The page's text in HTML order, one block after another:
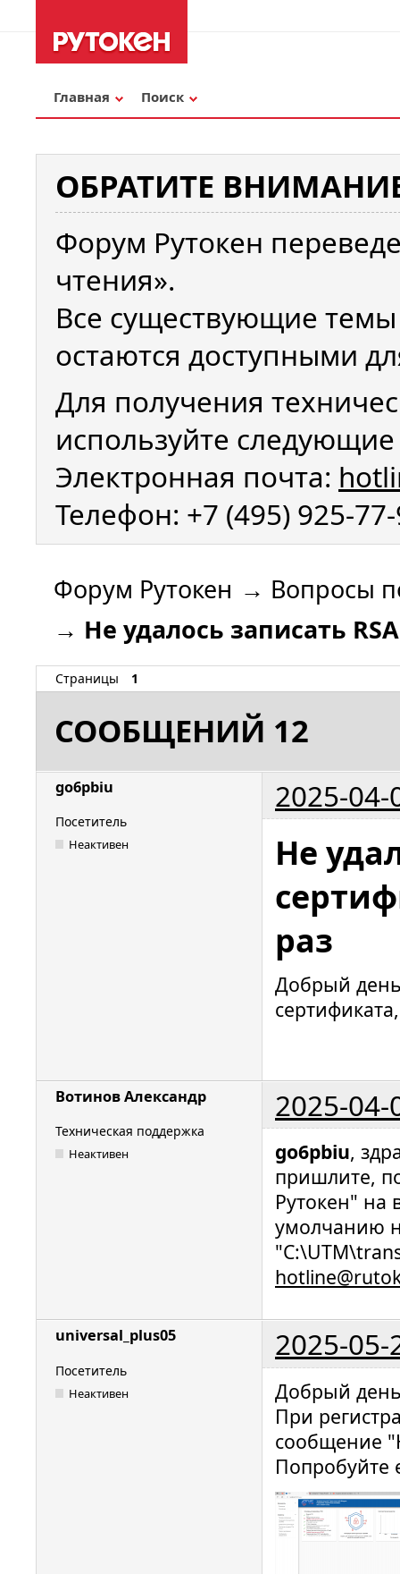
Главная Поиск
ОБРАТИТЕ
Форум Рутокен
чтения».
Все существующие
остаются доступными
Для получения
используйте
Электронная почта:
Телефон: +7 (495) 925-
Форум Рутокен → Вопросы
→ Не удалось записать
Страницы 1
СООБЩЕНИЙ 12
go6pbiu 2025-04-
Посетитель
Неактивен
Не
раз
Добрый
Вотинов Александр 2025-04-
Техническая поддержка
Неактивен go6pbiu,
пришлите,
Рутокен" на
умолчанию
universal_plus05 2025-05-
Посетитель
Неактивен
Добрый
При
сообщение
Попробуйте